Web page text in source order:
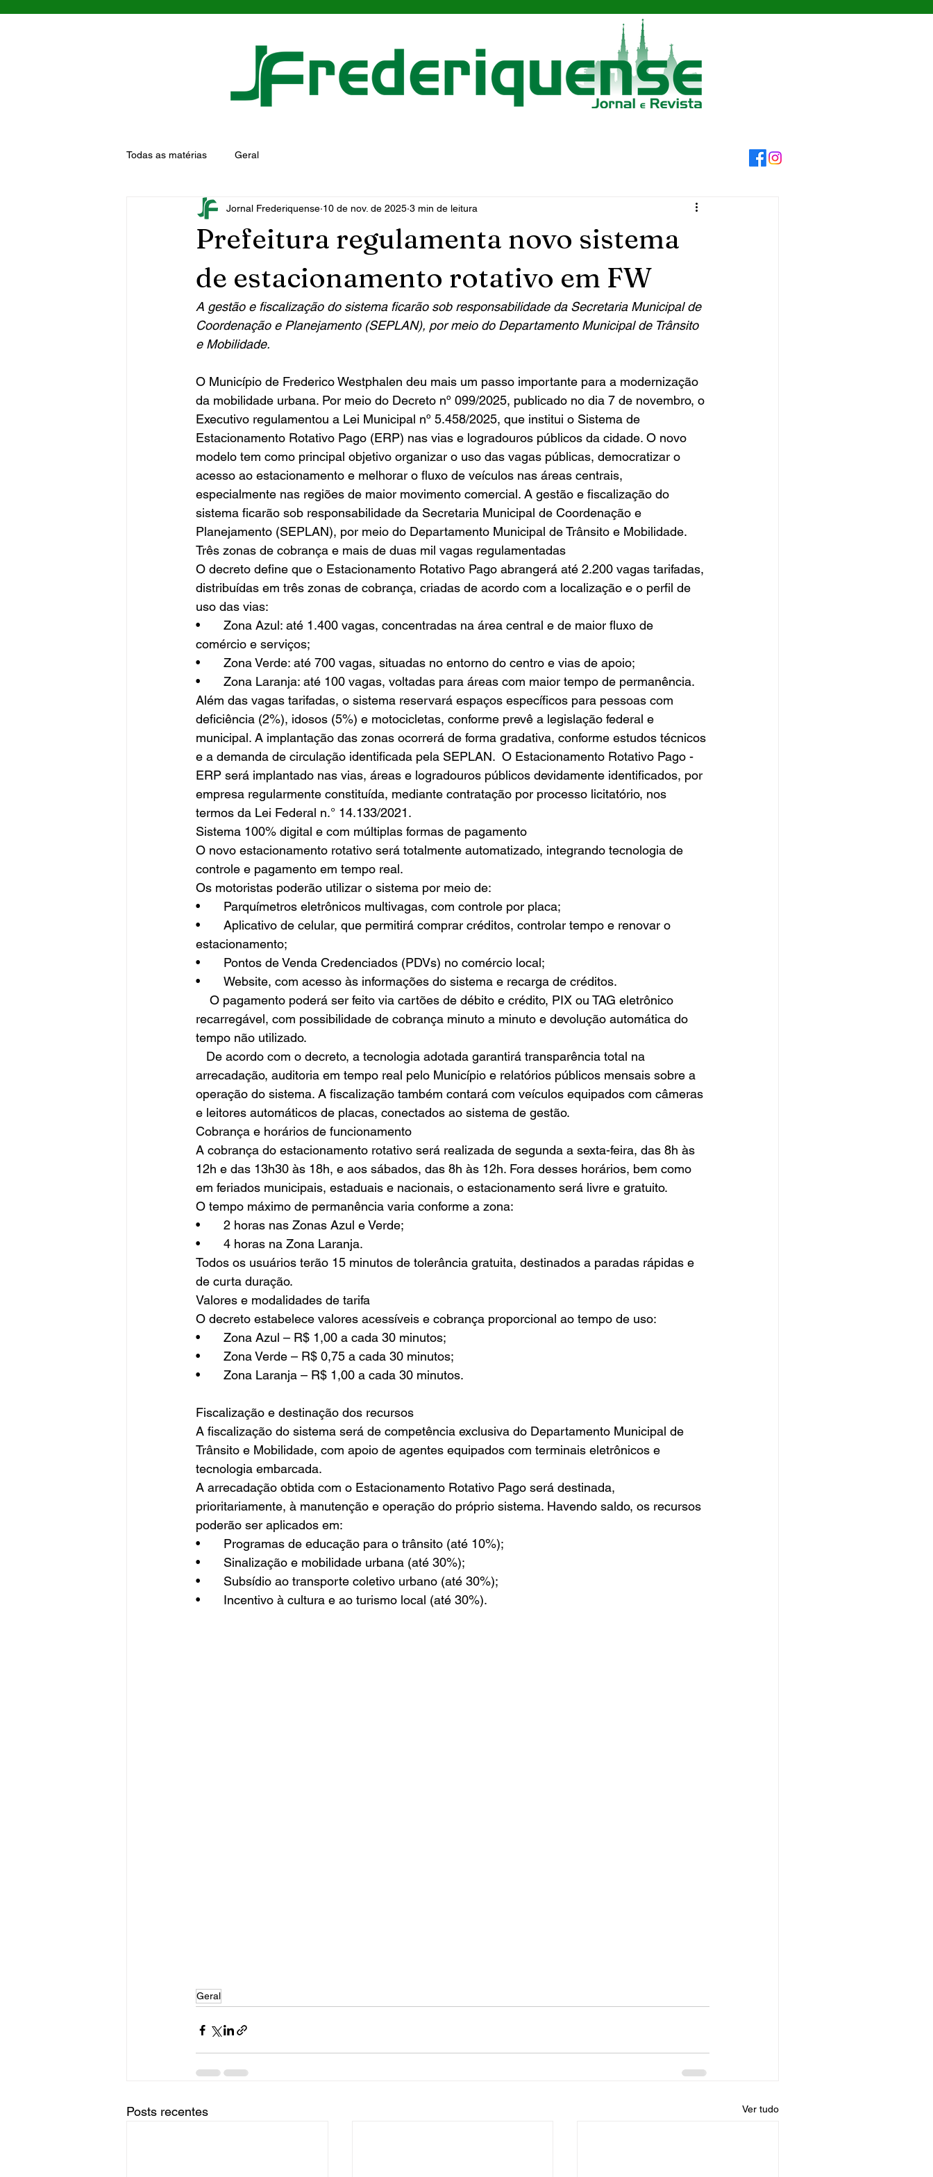
Todas as matérias Geral
Prefeitura regulamenta novo sistema
de estacionamento rotativo em FW
Jornal Frederiquense 10 de nov. de 2025 3 min de leitura
A gestão e fiscalização do sistema ficarão sob responsabilidade da Secretaria Municipal de
Coordenação e Planejamento (SEPLAN), por meio do Departamento Municipal de Trânsito
e Mobilidade.
O Município de Frederico Westphalen deu mais um passo importante para a modernização
da mobilidade urbana. Por meio do Decreto nº 099/2025, publicado no dia 7 de novembro, o
Executivo regulamentou a Lei Municipal nº 5.458/2025, que institui o Sistema de
Estacionamento Rotativo Pago (ERP) nas vias e logradouros públicos da cidade. O novo
modelo tem como principal objetivo organizar o uso das vagas públicas, democratizar o
acesso ao estacionamento e melhorar o fluxo de veículos nas áreas centrais,
especialmente nas regiões de maior movimento comercial. A gestão e fiscalização do
sistema ficarão sob responsabilidade da Secretaria Municipal de Coordenação e
Planejamento (SEPLAN), por meio do Departamento Municipal de Trânsito e Mobilidade.
Três zonas de cobrança e mais de duas mil vagas regulamentadas
O decreto define que o Estacionamento Rotativo Pago abrangerá até 2.200 vagas tarifadas,
distribuídas em três zonas de cobrança, criadas de acordo com a localização e o perfil de
uso das vias:
•	Zona Azul: até 1.400 vagas, concentradas na área central e de maior fluxo de
comércio e serviços;
•	Zona Verde: até 700 vagas, situadas no entorno do centro e vias de apoio;
•	Zona Laranja: até 100 vagas, voltadas para áreas com maior tempo de permanência.
Além das vagas tarifadas, o sistema reservará espaços específicos para pessoas com
deficiência (2%), idosos (5%) e motocicletas, conforme prevê a legislação federal e
municipal. A implantação das zonas ocorrerá de forma gradativa, conforme estudos técnicos
e a demanda de circulação identificada pela SEPLAN.  O Estacionamento Rotativo Pago -
ERP será implantado nas vias, áreas e logradouros públicos devidamente identificados, por
empresa regularmente constituída, mediante contratação por processo licitatório, nos
termos da Lei Federal n.° 14.133/2021.
Sistema 100% digital e com múltiplas formas de pagamento
O novo estacionamento rotativo será totalmente automatizado, integrando tecnologia de
controle e pagamento em tempo real.
Os motoristas poderão utilizar o sistema por meio de:
•	Parquímetros eletrônicos multivagas, com controle por placa;
•	Aplicativo de celular, que permitirá comprar créditos, controlar tempo e renovar o
estacionamento;
•	Pontos de Venda Credenciados (PDVs) no comércio local;
•	Website, com acesso às informações do sistema e recarga de créditos.
recarregável, com possibilidade de cobrança minuto a minuto e devolução automática do
tempo não utilizado.
arrecadação, auditoria em tempo real pelo Município e relatórios públicos mensais sobre a
operação do sistema. A fiscalização também contará com veículos equipados com câmeras
e leitores automáticos de placas, conectados ao sistema de gestão.
Cobrança e horários de funcionamento
A cobrança do estacionamento rotativo será realizada de segunda a sexta-feira, das 8h às
12h e das 13h30 às 18h, e aos sábados, das 8h às 12h. Fora desses horários, bem como
em feriados municipais, estaduais e nacionais, o estacionamento será livre e gratuito.
O tempo máximo de permanência varia conforme a zona:
•	2 horas nas Zonas Azul e Verde;
•	4 horas na Zona Laranja.
Todos os usuários terão 15 minutos de tolerância gratuita, destinados a paradas rápidas e
de curta duração.
Valores e modalidades de tarifa
O decreto estabelece valores acessíveis e cobrança proporcional ao tempo de uso:
•	Zona Azul – R$ 1,00 a cada 30 minutos;
•	Zona Verde – R$ 0,75 a cada 30 minutos;
•	Zona Laranja – R$ 1,00 a cada 30 minutos.
Fiscalização e destinação dos recursos
A fiscalização do sistema será de competência exclusiva do Departamento Municipal de
Trânsito e Mobilidade, com apoio de agentes equipados com terminais eletrônicos e
tecnologia embarcada.
A arrecadação obtida com o Estacionamento Rotativo Pago será destinada,
prioritariamente, à manutenção e operação do próprio sistema. Havendo saldo, os recursos
poderão ser aplicados em:
•	Programas de educação para o trânsito (até 10%);
•	Sinalização e mobilidade urbana (até 30%);
•	Subsídio ao transporte coletivo urbano (até 30%);
•	Incentivo à cultura e ao turismo local (até 30%).
Geral
Posts recentes Ver tudo